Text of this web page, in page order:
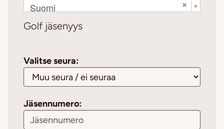
Suomi
Golf jäsenyys
Valitse seura:
Jäsennumero: